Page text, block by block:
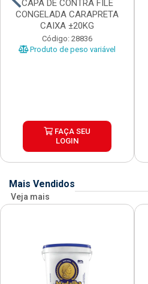
CAPA DE CONTRA FILE
CONGELADA CARAPRETA
CAIXA ±20KG
Código: 28836
Produto de peso variável
FAÇA SEU
LOGIN
Mais Vendidos
Veja mais